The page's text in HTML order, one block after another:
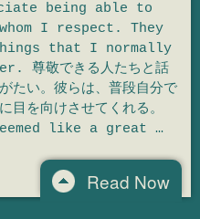
being able to
I respect. They
that I normally
尊敬できる人たちと話
たい。彼らは、普段自分で
目を向けさせてくれる。
like a great …
Read Now